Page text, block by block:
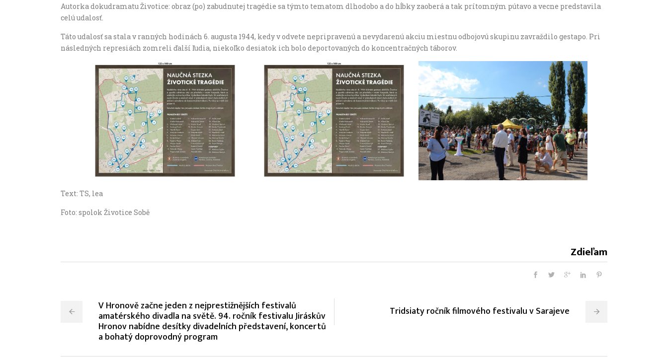
Autorka dokudramatu Životice: obraz (po) zabudnutej tragédie sa týmto tematom dlhodobo a do hĺbky zaoberá a tak prítomným pútavo a vecne predstavila
celú udalosť.
Táto udalosť sa stala v ranných hodinách 6. augusta 1944, kedy v odvete nepripravenú a nevydarenú akciu miestnu odbojovú skupinu zavraždilo gestapo. Pri
následných represiách zomreli ďalší ľudia, niekoľko desiatok ich bolo deportovaných do koncentračných táborov.
Text: TS, lea
Foto: spolok Životice Sobě
Zdieľam
V Hronově začne jeden z nejprestižnějších festivalů
amatérského divadla na světě. 94. ročník festivalu Jiráskův
Hronov nabídne desítky divadelních představení, koncertů
a bohatý doprovodný program
Tridsiaty ročník filmového festivalu v Sarajeve